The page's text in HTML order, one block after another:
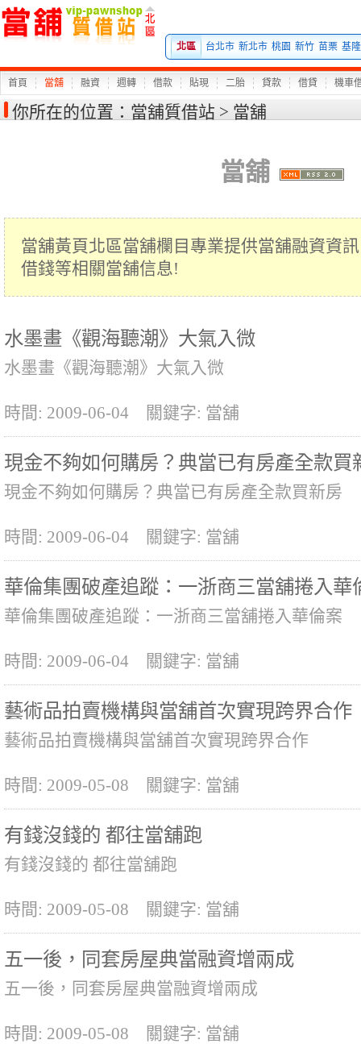
北區 台北市 新北市 桃園 新竹 苗栗 基隆
首頁 當舖 融資 週轉 借款 貼現 二胎 貸款 借貸 機車
你所在的位置： 當舖質借站 > 當舖
當舖
當舖黃頁北區當舖欄目專業提供當舖融資資
借錢等相關當舖信息!
水墨畫《觀海聽潮》大氣入微
水墨畫《觀海聽潮》大氣入微
時間: 2009-06-04 關鍵字: 當舖
現金不夠如何購房？典當已有房產全款買
現金不夠如何購房？典當已有房產全款買新房
時間: 2009-06-04 關鍵字: 當舖
華倫集團破產追蹤：一浙商三當舖捲入華
華倫集團破產追蹤：一浙商三當舖捲入華倫案
時間: 2009-06-04 關鍵字: 當舖
藝術品拍賣機構與當舖首次實現跨界合作
藝術品拍賣機構與當舖首次實現跨界合作
時間: 2009-05-08 關鍵字: 當舖
有錢沒錢的 都往當舖跑
有錢沒錢的 都往當舖跑
時間: 2009-05-08 關鍵字: 當舖
五一後，同套房屋典當融資增兩成
五一後，同套房屋典當融資增兩成
時間: 2009-05-08 關鍵字: 當舖